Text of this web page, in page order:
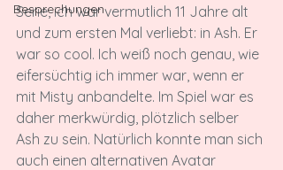
Besprechungen
Serie, ich war vermutlich 11 Jahre alt
und zum ersten Mal verliebt: in Ash. Er
war so cool. Ich weiß noch genau, wie
eifersüchtig ich immer war, wenn er
mit Misty anbandelte. Im Spiel war es
daher merkwürdig, plötzlich selber
Ash zu sein. Natürlich konnte man sich
auch einen alternativen Avatar